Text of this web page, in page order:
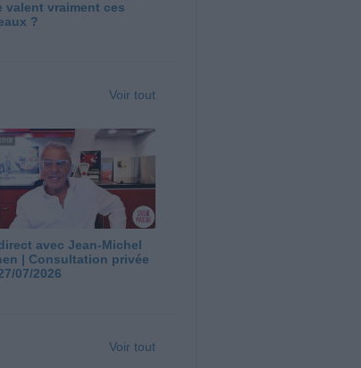
valent vraiment ces
?
Voir tout
avec Jean-Michel
| Consultation privée
07/2026
Voir tout